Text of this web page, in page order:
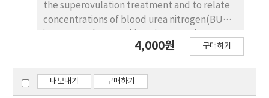
the superovulation treatment and to relate
concentrations of blood urea nitrogen(BUN)
stages of the estrous cycle, received a CIDR.
superovulated with a total of 28AU FSH
(Antorin, 2AU=1 ml) administered twice daily
4,000원 구매하기
내보내기 구매하기